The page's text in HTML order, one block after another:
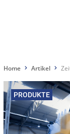
Home Artikel
PRODUKTE